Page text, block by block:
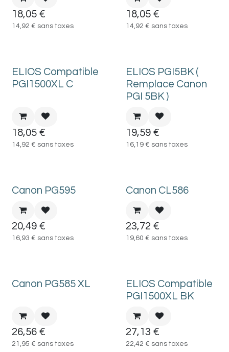
18,05 €
14,92 € sans taxes
18,05€
14,92 € sans taxes
ELIOS Compatible
PGI1500XL C
18,05 €
14,92 € sans taxes
ELIOS PGI5BK (
Remplace Canon
PGI 5BK )
19,59€
16,19€ sans taxes
Canon PG595
20,49 €
16,93 € sans taxes
Canon CL586
23,72 €
19,60 € sans taxes
Canon PG585 XL
26,56 €
21,95 € sans taxes
ELIOS Compatible
PGI1500XL BK
27,13 €
22,42 € sans taxes